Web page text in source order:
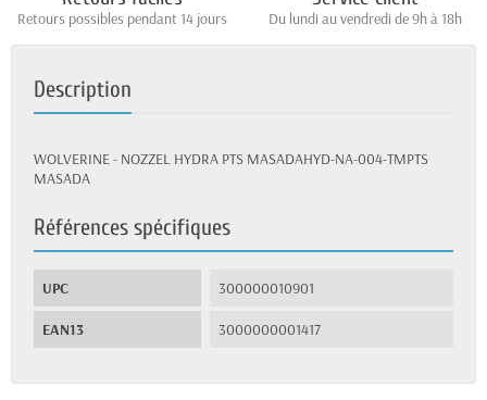
Retours possibles pendant 14 jours Du lundi au vendredi de 9h à 18h
Description
WOLVERINE - NOZZEL HYDRA PTS MASADAHYD-NA-004-TMPTS
MASADA
Références spécifiques
UPC 300000010901
EAN13 3000000001417